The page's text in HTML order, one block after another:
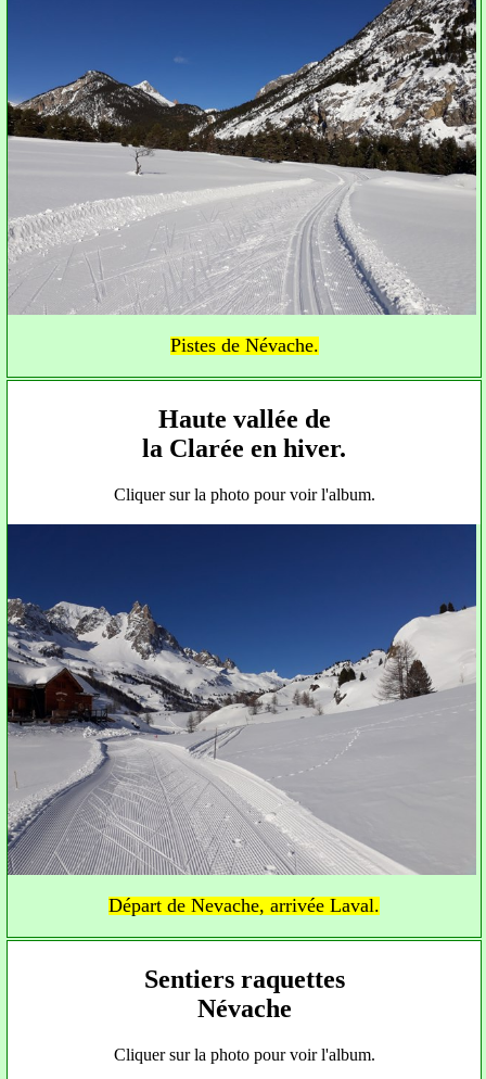
Pistes de Névache.
Haute vallée de
la Clarée en hiver.
Cliquer sur la photo pour voir l'album.
Départ de Nevache, arrivée Laval.
Sentiers raquettes
Névache
Cliquer sur la photo pour voir l'album.